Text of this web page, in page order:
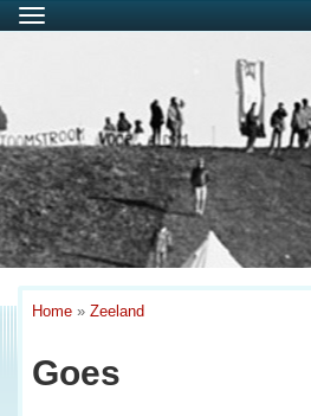
Menu
Home » Zeeland
Goes